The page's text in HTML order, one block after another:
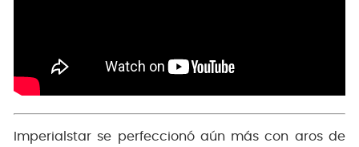
Imperialstar se perfeccionó aún más con aros de